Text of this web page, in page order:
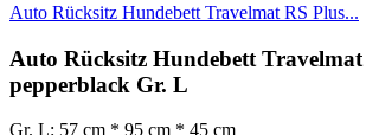
Auto Rücksitz Hundebett Travelmat RS Plus...
Auto Rücksitz Hundebett Travelmat
pepperblack Gr. L
Gr. L: 57 cm * 95 cm * 45 cm